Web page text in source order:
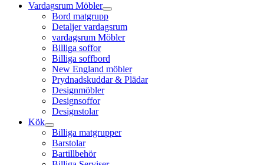
Vardagsrum Möbler
Bord matgrupp
Detaljer vardagsrum
vardagsrum Möbler
Billiga soffor
Billiga soffbord
New England möbler
Prydnadskuddar & Plädar
Designmöbler
Designsoffor
Designstolar
Kök
Billiga matgrupper
Barstolar
Bartillbehör